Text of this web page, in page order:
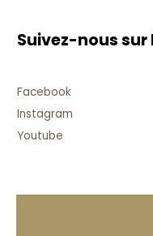
Suivez-nous sur
Facebook
Instagram
Youtube